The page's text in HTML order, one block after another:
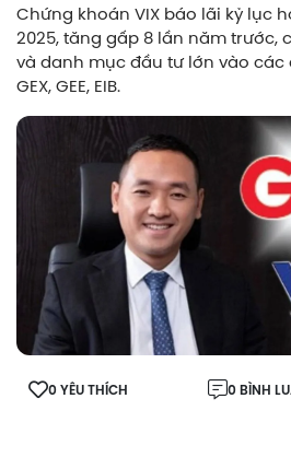
Chứng khoán VIX báo lãi kỷ lục
2025, tăng gấp 8 lần năm trước,
và danh mục đầu tư lớn vào các
GEX, GEE, EIB.
0 YÊU THÍCH 0 BÌNH